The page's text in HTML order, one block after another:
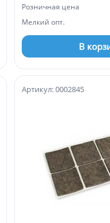
Розничная цена
Мелкий опт.
В
Артикул: 0002845